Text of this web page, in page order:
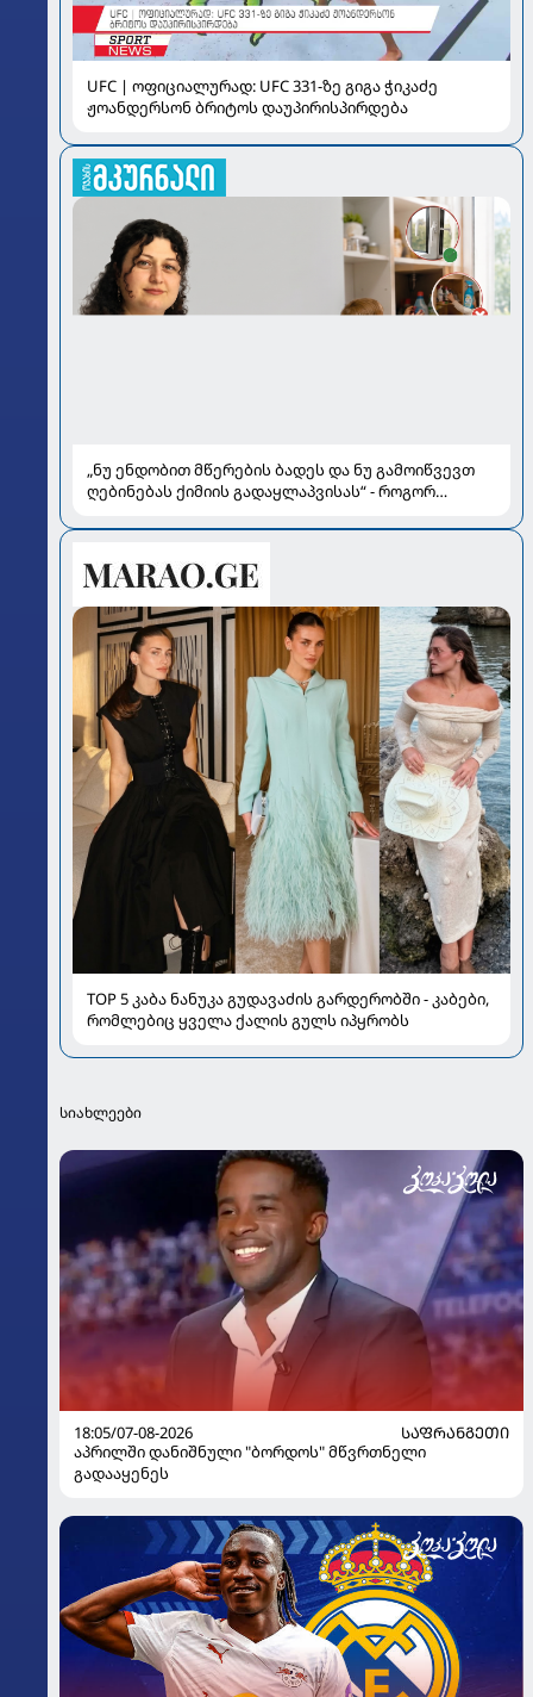
UFC | ოფიციალურად: UFC 331-ზე გიგა ჭიკაძე
ჟოანდერსონ ბრიტოს დაუპირისპირდება
„ნუ ენდობით მწერების ბადეს და ნუ გამოიწვევთ
ღებინებას ქიმიის გადაყლაპვისას“ - როგორ
სალომე ახვლედიანის რჩევები
TOP 5 კაბა ნანუკა გუდავაძის გარდერობში - კაბები,
რომლებიც ყველა ქალის გულს იპყრობს
სიახლეები
18:05/07-08-2026
ᲡᲐᲤᲠᲐᲜᲒᲔᲗᲘ
აპრილში დანიშნული "ბორდოს" მწვრთნელი
გადააყენეს